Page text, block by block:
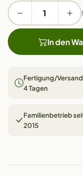
In den
Fertigung/Versand
4 Tagen
Familienbetrieb
2015